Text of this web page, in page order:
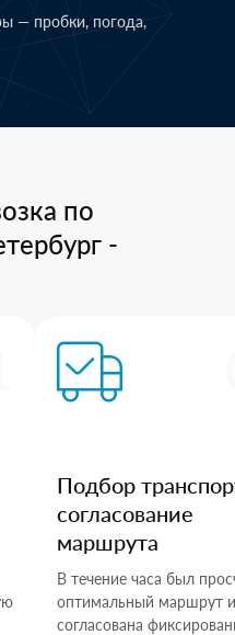
— пробки, погода,
по
-
Подбор
согласование
маршрута
В течение часа был
оптимальный маршрут и
согласована